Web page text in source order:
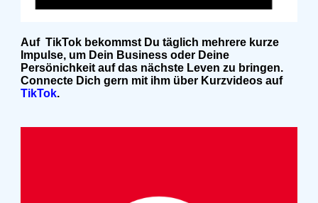
Auf TikTok bekommst Du täglich mehrere kurze
Impulse, um Dein Business oder Deine
Persönichkeit auf das nächste Leven zu bringen.
Connecte Dich gern mit ihm über Kurzvideos auf
TikTok.